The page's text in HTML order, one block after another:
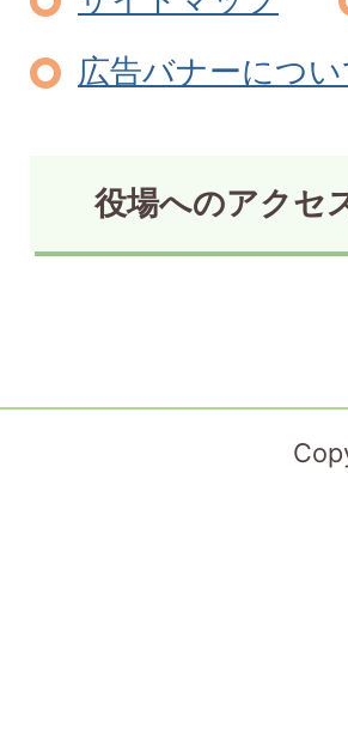
広告バナーについ
役場へのアクセ